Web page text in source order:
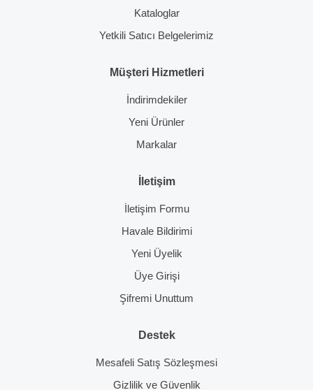
Kataloglar
Yetkili Satıcı Belgelerimiz
Müşteri Hizmetleri
İndirimdekiler
Yeni Ürünler
Markalar
İletişim
İletişim Formu
Havale Bildirimi
Yeni Üyelik
Üye Girişi
Şifremi Unuttum
Destek
Mesafeli Satış Sözleşmesi
Gizlilik ve Güvenlik